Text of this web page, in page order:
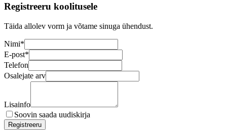
Registreeru koolitusele
Täida allolev vorm ja võtame sinuga ühendust.
Nimi*
E-post*
Telefon
Osalejate arv
Lisainfo
Soovin saada uudiskirja
Registreeru